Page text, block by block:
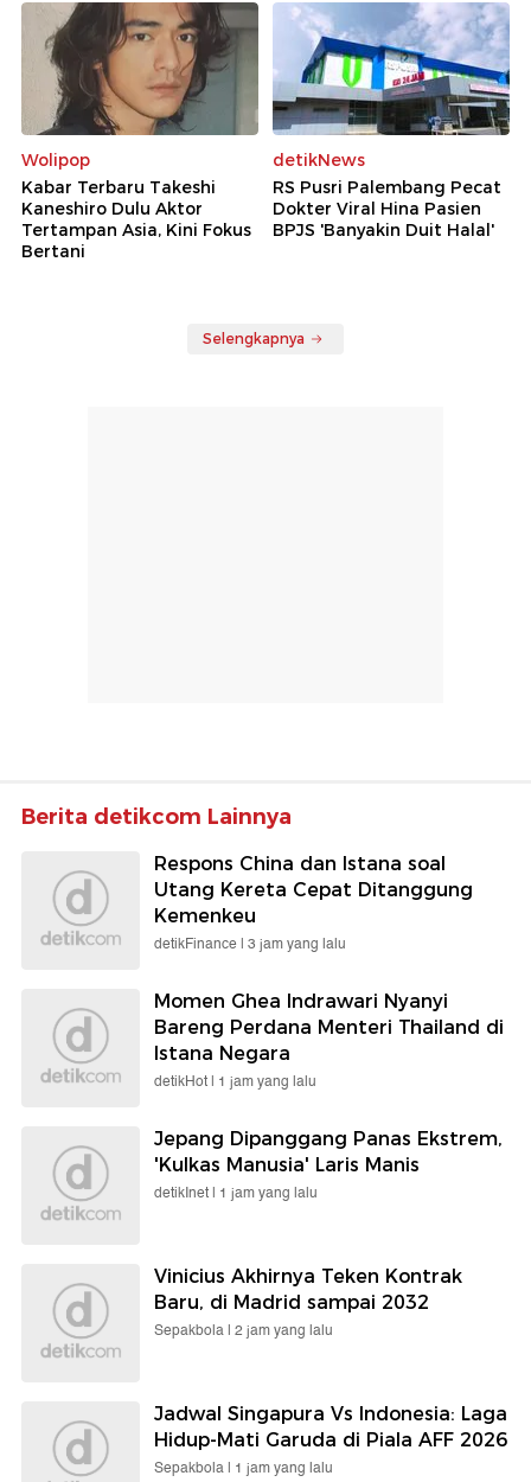
Wolipop
Kabar Terbaru Takeshi
Kaneshiro Dulu Aktor
Tertampan Asia, Kini Fokus
Bertani
detikNews
RS Pusri Palembang Pecat
Dokter Viral Hina Pasien
BPJS 'Banyakin Duit Halal'
Selengkapnya
Berita detikcom Lainnya
Respons China dan Istana soal
Utang Kereta Cepat Ditanggung
Kemenkeu
detikFinance | 3 jam yang lalu
Momen Ghea Indrawari Nyanyi
Bareng Perdana Menteri Thailand di
Istana Negara
detikHot | 1 jam yang lalu
Jepang Dipanggang Panas Ekstrem,
'Kulkas Manusia' Laris Manis
detikInet | 1 jam yang lalu
Vinicius Akhirnya Teken Kontrak
Baru, di Madrid sampai 2032
Sepakbola | 2 jam yang lalu
Jadwal Singapura Vs Indonesia: Laga
Hidup-Mati Garuda di Piala AFF 2026
Sepakbola | 1 jam yang lalu